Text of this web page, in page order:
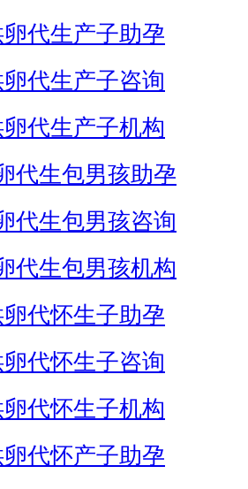
代生产子助孕
代生产子咨询
代生产子机构
代生包男孩助孕
代生包男孩咨询
代生包男孩机构
代怀生子助孕
代怀生子咨询
代怀生子机构
代怀产子助孕